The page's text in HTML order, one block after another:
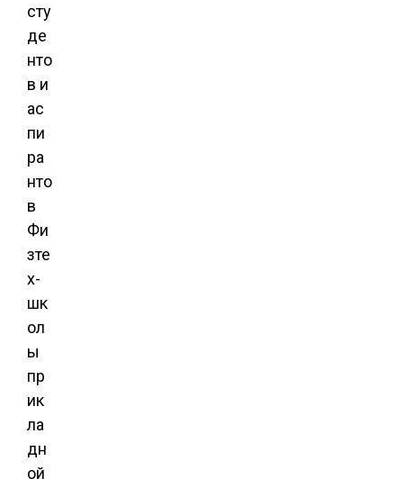
сту
де
нто
в и
ас
пи
ра
нто
в
Фи
зте
х-
шк
ол
ы
пр
ик
ла
дн
ой